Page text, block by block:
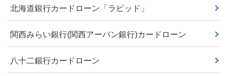
北海道銀行カードローン「ラピッド」
関西みらい銀行(関西アーバン銀行)カードローン
八十二銀行カードローン